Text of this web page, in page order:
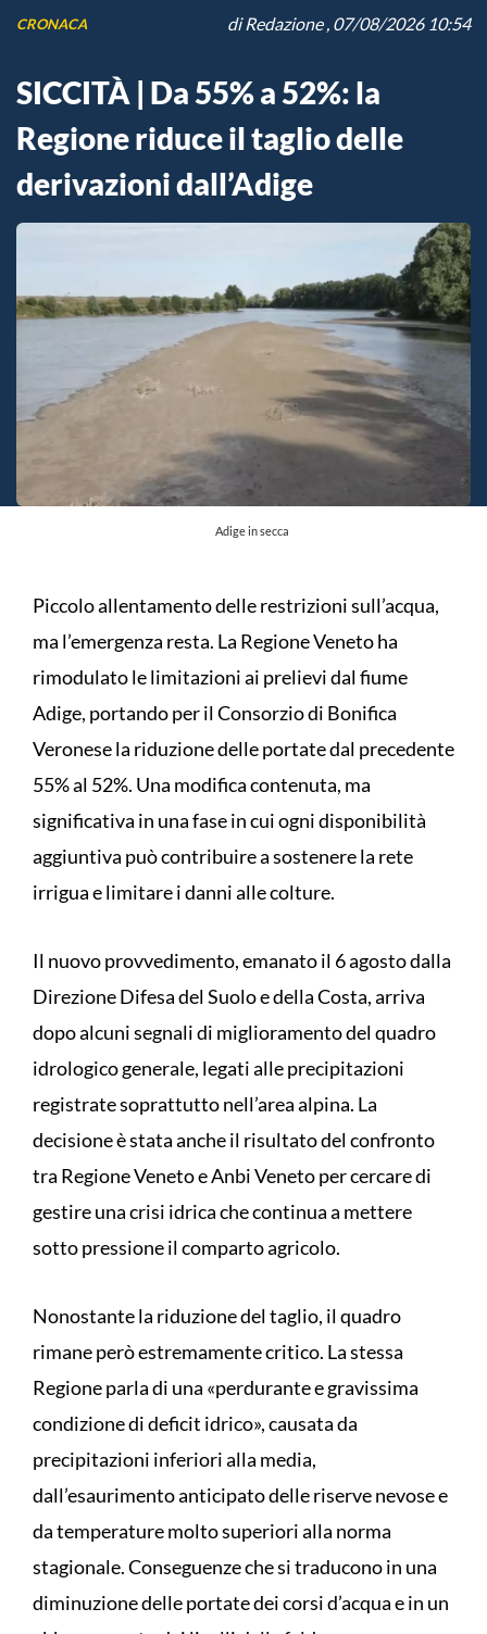
CRONACA diRedazione, 07/08/2026 10:54
SICCITÀ | Da 55% a 52%: la
Regione riduce il taglio delle
derivazioni dall’Adige
Adige in secca
Piccolo allentamento delle restrizioni sull’acqua,
ma l’emergenza resta. La Regione Veneto ha
rimodulato le limitazioni ai prelievi dal fiume
Adige, portando per il Consorzio di Bonifica
Veronese la riduzione delle portate dal precedente
55% al 52%. Una modifica contenuta, ma
significativa in una fase in cui ogni disponibilità
aggiuntiva può contribuire a sostenere la rete
irrigua e limitare i danni alle colture.
Il nuovo provvedimento, emanato il 6 agosto dalla
Direzione Difesa del Suolo e della Costa, arriva
dopo alcuni segnali di miglioramento del quadro
idrologico generale, legati alle precipitazioni
registrate soprattutto nell’area alpina. La
decisione è stata anche il risultato del confronto
tra Regione Veneto e Anbi Veneto per cercare di
gestire una crisi idrica che continua a mettere
sotto pressione il comparto agricolo.
Nonostante la riduzione del taglio, il quadro
rimane però estremamente critico. La stessa
Regione parla di una «perdurante e gravissima
condizione di deficit idrico», causata da
precipitazioni inferiori alla media,
dall’esaurimento anticipato delle riserve nevose e
da temperature molto superiori alla norma
stagionale. Conseguenze che si traducono in una
diminuzione delle portate dei corsi d’acqua e in un